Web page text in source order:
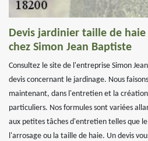
Devis jardinier taille de
chez Simon Jean Baptiste
Consultez le site de l'entreprise Simon
devis concernant le jardinage. Nous
maintenant, dans l'entretien et la
particuliers. Nos formules sont variées
aux petites tâches d'entretien telles que
l'arrosage ou la taille de haie. Un devis